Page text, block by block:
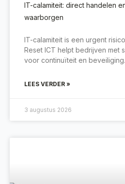
IT-calamiteit: direct handelen
waarborgen
IT-calamiteit is een urgent
Reset ICT helpt bedrijven met
voor continuïteit en beveiliging.
LEES VERDER »
3 augustus 2026